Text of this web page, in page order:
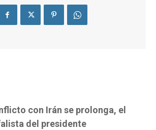
con Irán se prolonga, el
del presidente